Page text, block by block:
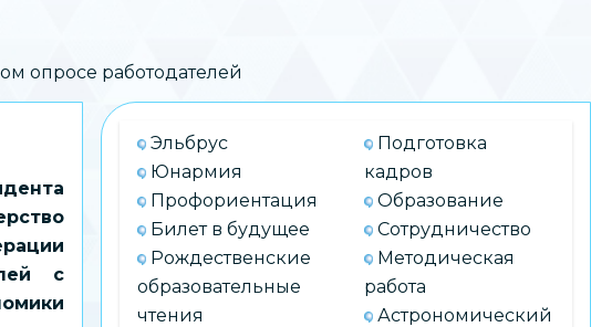
опросе работодателей
с
Эльбрус
Юнармия
Профориентация
Билет в будущее
Рождественские
образовательные
чтения
Подготовка
кадров
Образование
Сотрудничество
Методическая
работа
Астрономический